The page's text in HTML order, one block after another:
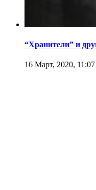
“Хранители” и
16 Март, 2020, 11:07